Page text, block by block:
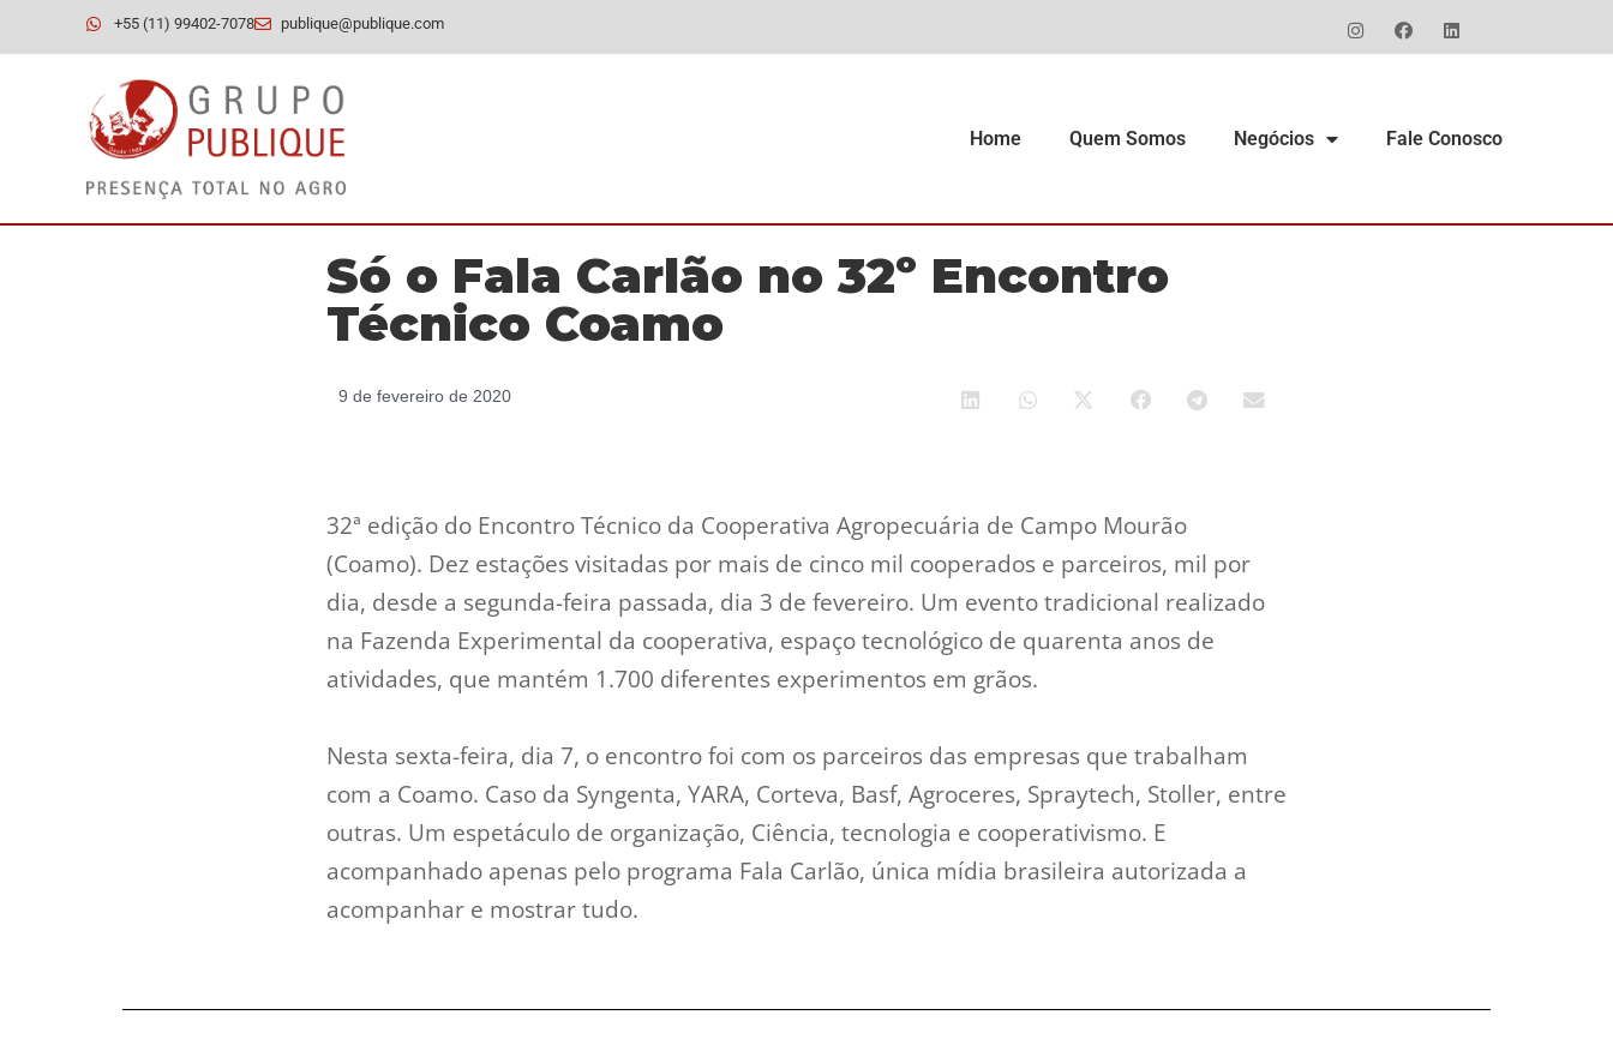
+55 (11) 99402-7078 publique@publique.com
Home Quem Somos Negócios Fale Conosco
Só o Fala Carlão no 32º Encontro
Técnico Coamo
9 de fevereiro de 2020
32ª edição do Encontro Técnico da Cooperativa Agropecuária de Campo Mourão
(Coamo). Dez estações visitadas por mais de cinco mil cooperados e parceiros, mil por
dia, desde a segunda-feira passada, dia 3 de fevereiro. Um evento tradicional realizado
na Fazenda Experimental da cooperativa, espaço tecnológico de quarenta anos de
atividades, que mantém 1.700 diferentes experimentos em grãos.
Nesta sexta-feira, dia 7, o encontro foi com os parceiros das empresas que trabalham
com a Coamo. Caso da Syngenta, YARA, Corteva, Basf, Agroceres, Spraytech, Stoller, entre
outras. Um espetáculo de organização, Ciência, tecnologia e cooperativismo. E
acompanhado apenas pelo programa Fala Carlão, única mídia brasileira autorizada a
acompanhar e mostrar tudo.